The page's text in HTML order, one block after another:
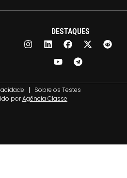
DESTAQUES
Sobre os Testes
porAgência Classe